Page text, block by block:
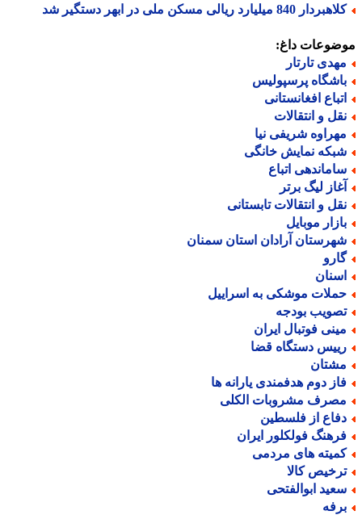
840 میلیارد ریالی مسکن ملی در ابهر دستگیر شد
داغ:
تارتار
پرسپولیس
افغانستانی
و انتقالات
شریفی نیا
نمایش خانگی
اتباع
لیگ برتر
و انتقالات تابستانی
موبایل
آرادان استان سمنان
موشکی به اسراییل
بودجه
فوتبال ایران
دستگاه قضا
دوم هدفمندی یارانه ها
مشروبات الکلی
از فلسطین
فولکلور ایران
های مردمی
کالا
ابوالفتحی